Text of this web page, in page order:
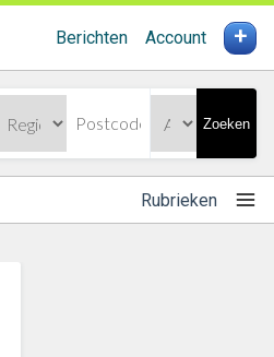
Berichten Account +
Zoeken
Rubrieken